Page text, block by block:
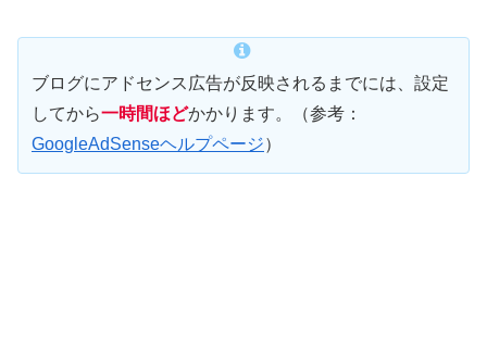
ブログにアドセンス広告が反映されるまでには、設定
してから一時間ほどかかります。（参考：
GoogleAdSenseヘルプページ）